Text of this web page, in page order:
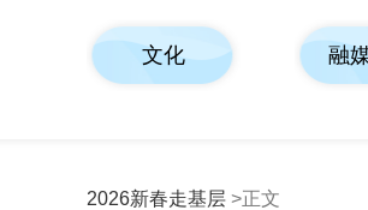
文化 融
2026新春走基层 >正文